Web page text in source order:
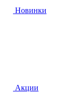
Новинки
Акции